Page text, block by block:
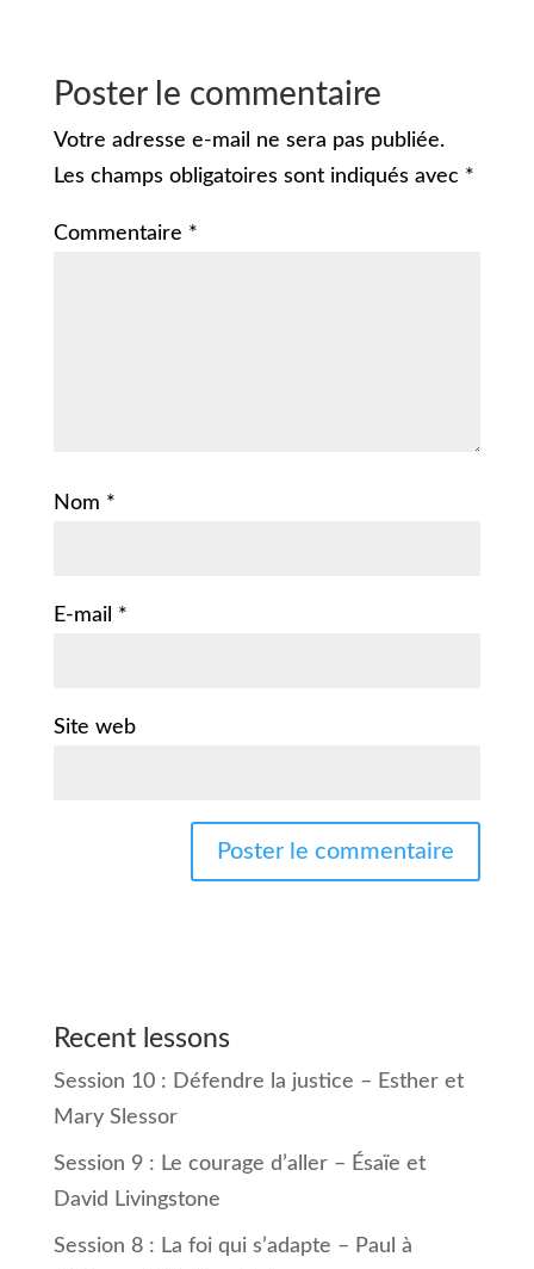
Poster le commentaire
Votre adresse e-mail ne sera pas publiée.
Les champs obligatoires sont indiqués avec *
Commentaire *
Nom *
E-mail *
Site web
Recent lessons
Session 10 : Défendre la justice – Esther et
Mary Slessor
Session 9 : Le courage d’aller – Ésaïe et
David Livingstone
Session 8 : La foi qui s’adapte – Paul à